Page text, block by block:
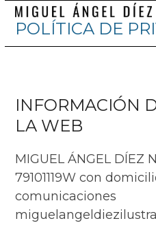
Skip
content
Abrir
menú
Cerrar
menú
POLÍTICA DE
INFORMACIÓN
LA WEB
MIGUEL ÁNGEL DÍEZ
79101119W con
comunicaciones